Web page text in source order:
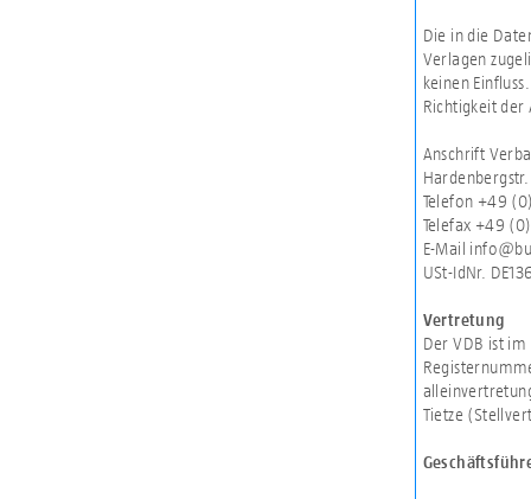
Die in die
Verlagen
keinen
Richtigkeit der
Anschrift
Telefon +49
Telefax +49
E-Mail
USt-IdNr.
Vertretung
Der VDB ist
Tietze